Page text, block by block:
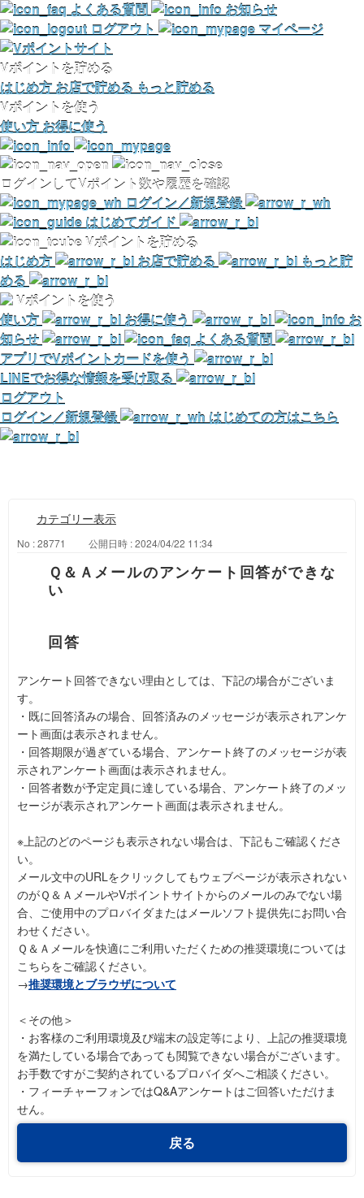
よくある質問
お知らせ
ログアウト
マイページ
Vポイントを貯める
はじめ方 お店で貯める もっと貯める
Vポイントを使う
使い方 お得に使う
ログインしてVポイント数や履歴を確認
ログイン／新規登録
はじめてガイド
Vポイントを貯める
はじめ方
お店で貯める
もっと貯
める
Vポイントを使う
使い方
お得に使う
お
知らせ
よくある質問
アプリでVポイントカードを使う
LINEでお得な情報を受け取る
ログアウト
ログイン／新規登録
はじめての方はこちら
カテゴリー表示
No : 28771 公開日時 : 2024/04/22 11:34
Ｑ＆Ａメールのアンケート回答ができな
い
アンケート回答できない理由としては、下記の場合がございま
す。
・既に回答済みの場合、回答済みのメッセージが表示されアンケ
ート画面は表示されません。
・回答期限が過ぎている場合、アンケート終了のメッセージが表
示されアンケート画面は表示されません。
・回答者数が予定定員に達している場合、アンケート終了のメッ
セージが表示されアンケート画面は表示されません。
※上記のどのページも表示されない場合は、下記もご確認くださ
い。
メール文中のURLをクリックしてもウェブページが表示されない
のがＱ＆ＡメールやVポイントサイトからのメールのみでない場
合、ご使用中のプロバイダまたはメールソフト提供先にお問い合
わせください。
Ｑ＆Ａメールを快適にご利用いただくための推奨環境については
こちらをご確認ください。
→推奨環境とブラウザについて
＜その他＞
・お客様のご利用環境及び端末の設定等により、上記の推奨環境
を満たしている場合であっても閲覧できない場合がございます。
お手数ですがご契約されているプロバイダへご相談ください。
・フィーチャーフォンではQ&Aアンケートはご回答いただけま
せん。
戻る